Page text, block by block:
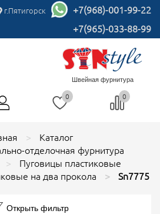
г.Пятигорск
+7(968)-001-99-22
+7(965)-033-88-99
Швейная фурнитура
0 0
Каталог
отделочная фурнитура
Пуговицы пластиковые
на два прокола
Sn7775
Открыть фильтр